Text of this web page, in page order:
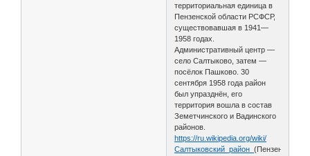
территориальная единица в
Пензенской области РСФСР,
существовавшая в 1941—
1958 годах.
Административный центр —
село Салтыково, затем —
посёлок Пашково. 30
сентября 1958 года район
был упразднён, его
территория вошла в состав
Земетчинского и Вадинского
районов.
https://ru.wikipedia.org/wiki/
Салтыковский_район_